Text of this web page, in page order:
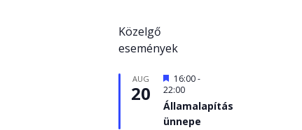
Közelgő
események
AUG
20
Kiemelt
16:00-
22:00
Államalapítás
ünnepe